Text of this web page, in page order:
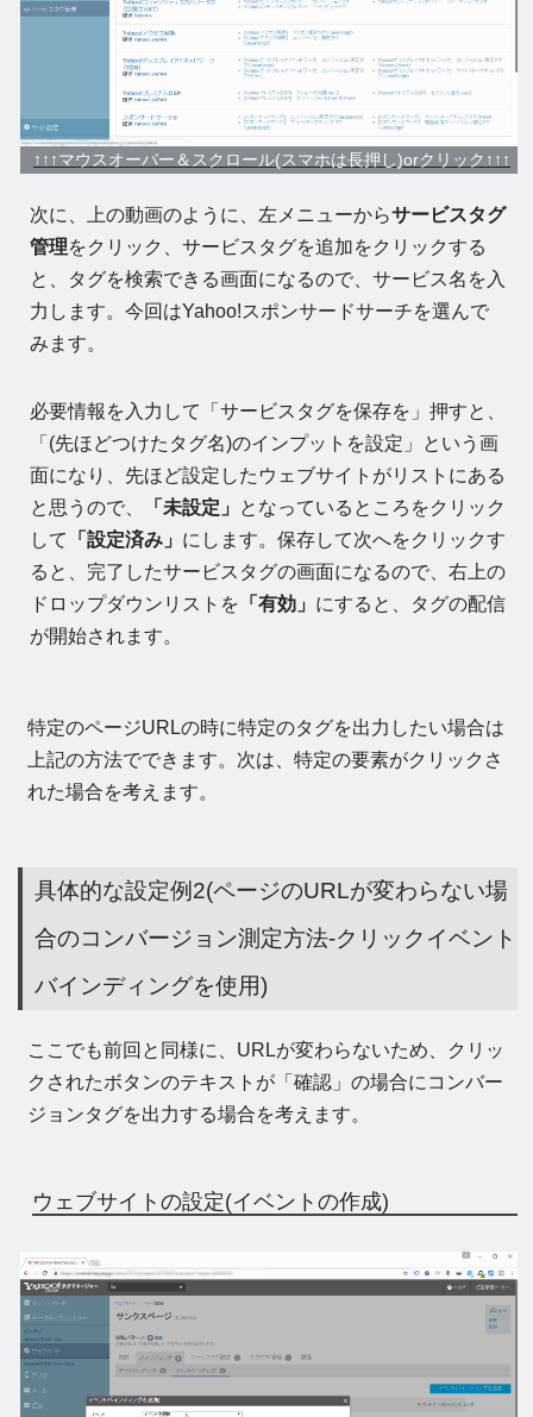
↑↑↑マウスオーバー＆スクロール(スマホは長押し)orクリック↑↑↑
次に、上の動画のように、左メニューからサービスタグ
管理をクリック、サービスタグを追加をクリックする
と、タグを検索できる画面になるので、サービス名を入
力します。今回はYahoo!スポンサードサーチを選んで
みます。
必要情報を入力して「サービスタグを保存を」押すと、
「(先ほどつけたタグ名)のインプットを設定」という画
面になり、先ほど設定したウェブサイトがリストにある
と思うので、
「未設定」 となっているところをクリック
して
「設定済み」 にします。保存して次へをクリックす
ると、完了したサービスタグの画面になるので、右上の
ドロップダウンリストを 「有効」 にすると、タグの配信
が開始されます。
特定のページURLの時に特定のタグを出力したい場合は
上記の方法でできます。次は、特定の要素がクリックさ
れた場合を考えます。
具体的な設定例2(ページのURLが変わらない場
合のコンバージョン測定方法-クリックイベント
バインディングを使用)
ここでも前回と同様に、URLが変わらないため、クリッ
クされたボタンのテキストが「確認」の場合にコンバー
ジョンタグを出力する場合を考えます。
ウェブサイトの設定(イベントの作成)